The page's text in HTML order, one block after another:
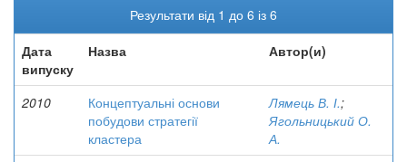
Результати від 1 до 6 із 6
Дата
випуску
Назва Автор(и)
2010
Концептуальні основи
побудови стратегії
кластера
Лямець В. І.;
Ягольницький О.
А.